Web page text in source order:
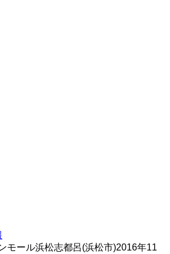
モール浜松志都呂(浜松市)2016年11